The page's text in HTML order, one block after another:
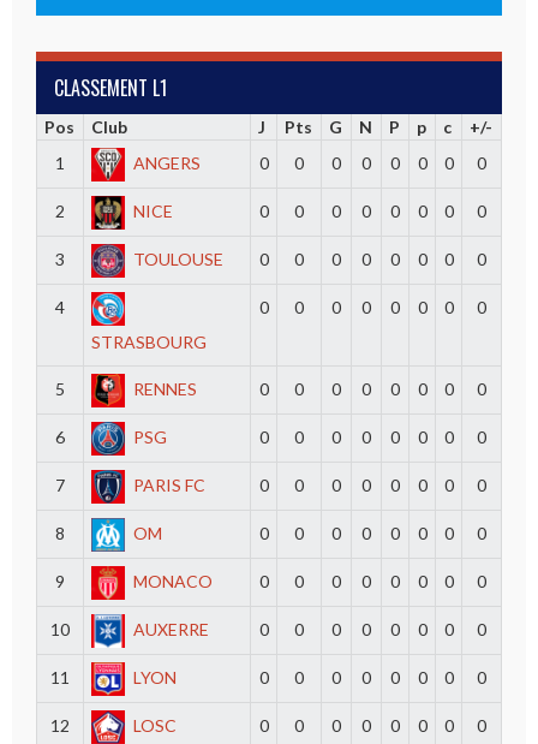
CLASSEMENT L1
Pos Club J Pts G N P p c
+/-
1
ANGERS 0 0 0 0 0 0 0 0
2 NICE 0 0 0 0 0 0 0 0
3 TOULOUSE 0 0 0 0 0 0 0 0
4
STRASBOURG
0 0 0 0 0 0 0 0
5 RENNES 0 0 0 0 0 0 0 0
6 PSG 0 0 0 0 0 0 0 0
7 PARIS FC 0 0 0 0 0 0 0 0
8 OM 0 0 0 0 0 0 0 0
9 MONACO 0 0 0 0 0 0 0 0
10 AUXERRE 0 0 0 0 0 0 0 0
11 LYON 0 0 0 0 0 0 0 0
12 LOSC 0 0 0 0 0 0 0 0